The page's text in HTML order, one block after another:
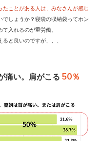
たことがある人は、みなさんが感じ
でしょうか？寝袋の収納袋ってホン
て入れるのが重労働。
ると良いのですが、、、
痛い。肩がこる 50％